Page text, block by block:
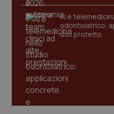
AI e
odontoiatrico:
uso protetto
tracking-sites-ironfish-
tracking-enable
tracking-sites-ironfish-
session-id